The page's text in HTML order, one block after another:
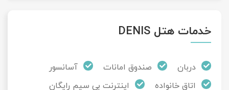
خدمات هتل DENIS
دربان صندوق امانات
آسانسور
اتاق خانواده
اینترنت بی سیم رایگان
تور آفرود